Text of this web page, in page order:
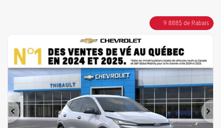
9 888$ de Rabais
Précédent